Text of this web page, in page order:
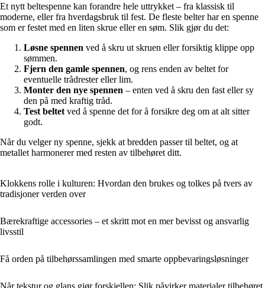
Et nytt beltespenne kan forandre hele uttrykket – fra klassisk til
moderne, eller fra hverdagsbruk til fest. De fleste belter har en spenne
som er festet med en liten skrue eller en søm. Slik gjør du det:
Løsne spennen ved å skru ut skruen eller forsiktig klippe opp
sømmen.
Fjern den gamle spennen, og rens enden av beltet for
eventuelle trådrester eller lim.
Monter den nye spennen – enten ved å skru den fast eller sy
den på med kraftig tråd.
Test beltet ved å spenne det for å forsikre deg om at alt sitter
godt.
Når du velger ny spenne, sjekk at bredden passer til beltet, og at
metallet harmonerer med resten av tilbehøret ditt.
Klokkens rolle i kulturen: Hvordan den brukes og tolkes på tvers av
tradisjoner verden over
Bærekraftige accessories – et skritt mot en mer bevisst og ansvarlig
livsstil
Få orden på tilbehørssamlingen med smarte oppbevaringsløsninger
Når tekstur og glans gjør forskjellen: Slik påvirker materialer tilbehøret